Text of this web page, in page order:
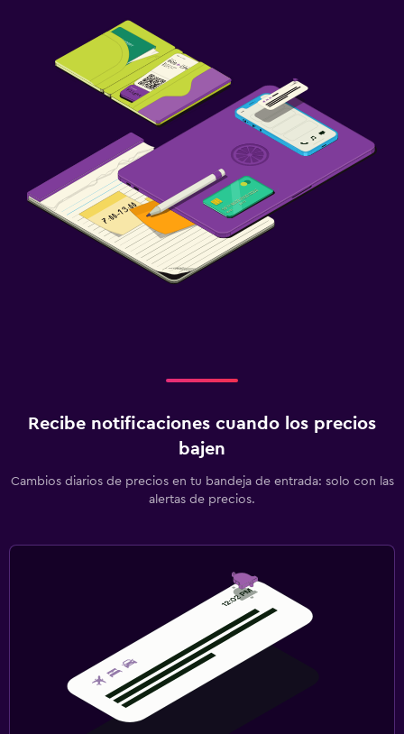
Recibe notificaciones cuando los precios
bajen
Cambios diarios de precios en tu bandeja de entrada: solo con las
alertas de precios.